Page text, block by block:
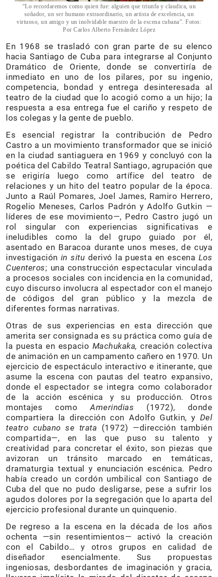
“Lo recordaremos como quien fue: alguien que triunfa y claudica, un
soñador, un ser humano extraordinario, un artista de excelencia, un
virtuoso, un amigo y un inolvidable maestro de la escena cubana”. Fotos:
Por Carlos Alberto Fernández López
En 1968 se trasladó con gran parte de su elenco
hacia Santiago de Cuba para integrarse al Conjunto
Dramático de Oriente, donde se convertiría de
inmediato en uno de los pilares, por su ingenio,
competencia, bondad y entrega desinteresada al
teatro de la ciudad que lo acogió como a un hijo; la
respuesta a esa entrega fue el cariño y respeto de
los colegas y la gente de pueblo.
Es esencial registrar la contribución de Pedro
Castro a un movimiento transformador que se inició
en la ciudad santiaguera en 1969 y concluyó con la
poética del Cabildo Teatral Santiago, agrupación que
se erigiría luego como artífice del teatro de
relaciones y un hito del teatro popular de la época.
Junto a Raúl Pomares, Joel James, Ramiro Herrero,
Rogelio Meneses, Carlos Padrón y Adolfo Gutkin —
líderes de ese movimiento—, Pedro Castro jugó un
rol singular con experiencias significativas e
ineludibles como la del grupo guiado por él,
asentado en Baracoa durante unos meses, de cuya
investigación in situ derivó la puesta en escena Los
Cuenteros; una construcción espectacular vinculada
a procesos sociales con incidencia en la comunidad,
cuyo discurso involucra al espectador con el manejo
de códigos del gran público y la mezcla de
diferentes formas narrativas.
Otras de sus experiencias en esta dirección que
amerita ser consignada es su práctica como guía de
la puesta en espacio Machukaka, creación colectiva
de animación en un campamento cañero en 1970. Un
ejercicio de espectáculo interactivo e itinerante, que
asume la escena con pautas del teatro expansivo,
donde el espectador se integra como colaborador
de la acción escénica y su producción. Otros
montajes como Amerindias (1972), donde
compartiera la dirección con Adolfo Gutkin, y Del
teatro cubano se trata (1972) —dirección también
compartida—, en las que puso su talento y
creatividad para concretar el éxito, son piezas que
avizoran un tránsito marcado en temáticas,
dramaturgia textual y enunciación escénica. Pedro
había creado un cordón umbilical con Santiago de
Cuba del que no pudo desligarse, pese a sufrir los
agudos dolores por la segregación que lo aparta del
ejercicio profesional durante un quinquenio.
De regreso a la escena en la década de los años
ochenta —sin resentimientos— activó la creación
con el Cabildo… y otros grupos en calidad de
diseñador esencialmente. Sus propuestas
ingeniosas, desbordantes de imaginación y gracia,